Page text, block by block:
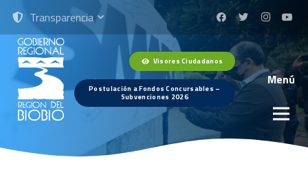
Transparencia
Visores Ciudadanos
Postulación a Fondos Concursables –
Subvenciones 2026
Menú